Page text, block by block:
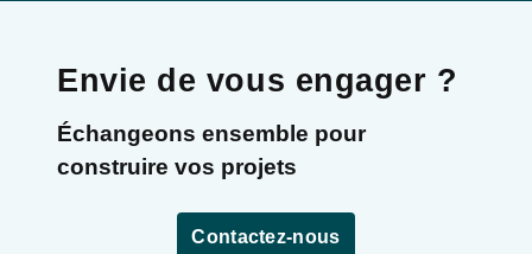
Envie de vous engager ?
Échangeons ensemble pour
construire vos projets
Contactez-nous